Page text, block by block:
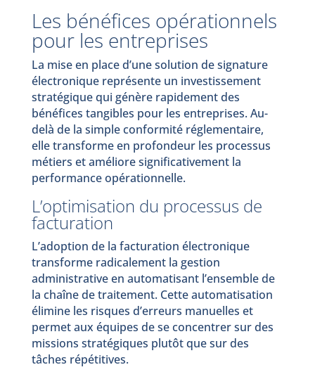
Les bénéfices opérationnels
pour les entreprises
La mise en place d’une solution de signature
électronique représente un investissement
stratégique qui génère rapidement des
bénéfices tangibles pour les entreprises. Au-
delà de la simple conformité réglementaire,
elle transforme en profondeur les processus
métiers et améliore significativement la
performance opérationnelle.
L’optimisation du processus de
facturation
L’adoption de la facturation électronique
transforme radicalement la gestion
administrative en automatisant l’ensemble de
la chaîne de traitement. Cette automatisation
élimine les risques d’erreurs manuelles et
permet aux équipes de se concentrer sur des
missions stratégiques plutôt que sur des
tâches répétitives.